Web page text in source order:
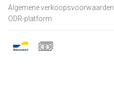
Algemene verkoopsvoorwaarden
ODR-platform